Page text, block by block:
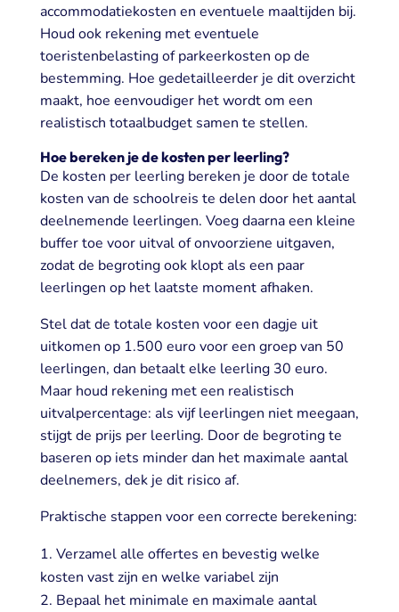
accommodatiekosten en eventuele maaltijden bij.
Houd ook rekening met eventuele
toeristenbelasting of parkeerkosten op de
bestemming. Hoe gedetailleerder je dit overzicht
maakt, hoe eenvoudiger het wordt om een
realistisch totaalbudget samen te stellen.
Hoe bereken je de kosten per leerling?
De kosten per leerling bereken je door de totale
kosten van de schoolreis te delen door het aantal
deelnemende leerlingen. Voeg daarna een kleine
buffer toe voor uitval of onvoorziene uitgaven,
zodat de begroting ook klopt als een paar
leerlingen op het laatste moment afhaken.
Stel dat de totale kosten voor een dagje uit
uitkomen op 1.500 euro voor een groep van 50
leerlingen, dan betaalt elke leerling 30 euro.
Maar houd rekening met een realistisch
uitvalpercentage: als vijf leerlingen niet meegaan,
stijgt de prijs per leerling. Door de begroting te
baseren op iets minder dan het maximale aantal
deelnemers, dek je dit risico af.
Praktische stappen voor een correcte berekening:
Verzamel alle offertes en bevestig welke
kosten vast zijn en welke variabel zijn
Bepaal het minimale en maximale aantal